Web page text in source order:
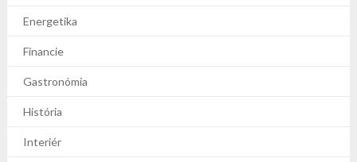
Energetika
Financie
Gastronómia
História
Interiér